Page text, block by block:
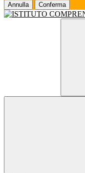
Annulla Conferma